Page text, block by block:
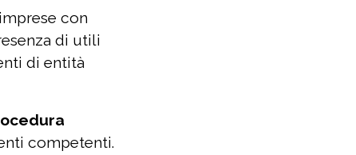
con
di utili
di entità
competenti.